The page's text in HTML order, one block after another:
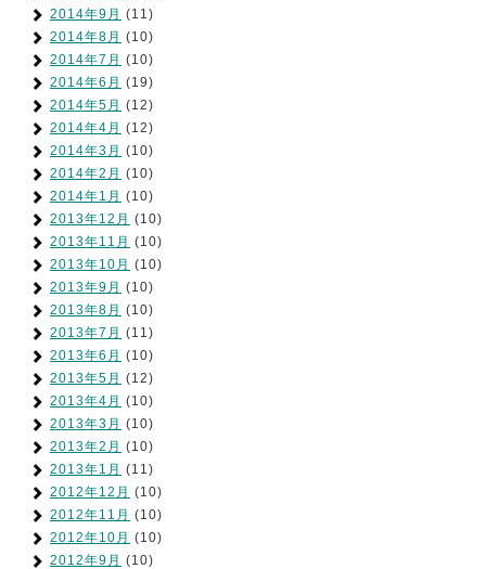
2014年9月 (11)
2014年8月 (10)
2014年7月 (10)
2014年6月 (19)
2014年5月 (12)
2014年4月 (12)
2014年3月 (10)
2014年2月 (10)
2014年1月 (10)
2013年12月 (10)
2013年11月 (10)
2013年10月 (10)
2013年9月 (10)
2013年8月 (10)
2013年7月 (11)
2013年6月 (10)
2013年5月 (12)
2013年4月 (10)
2013年3月 (10)
2013年2月 (10)
2013年1月 (11)
2012年12月 (10)
2012年11月 (10)
2012年10月 (10)
2012年9月 (10)